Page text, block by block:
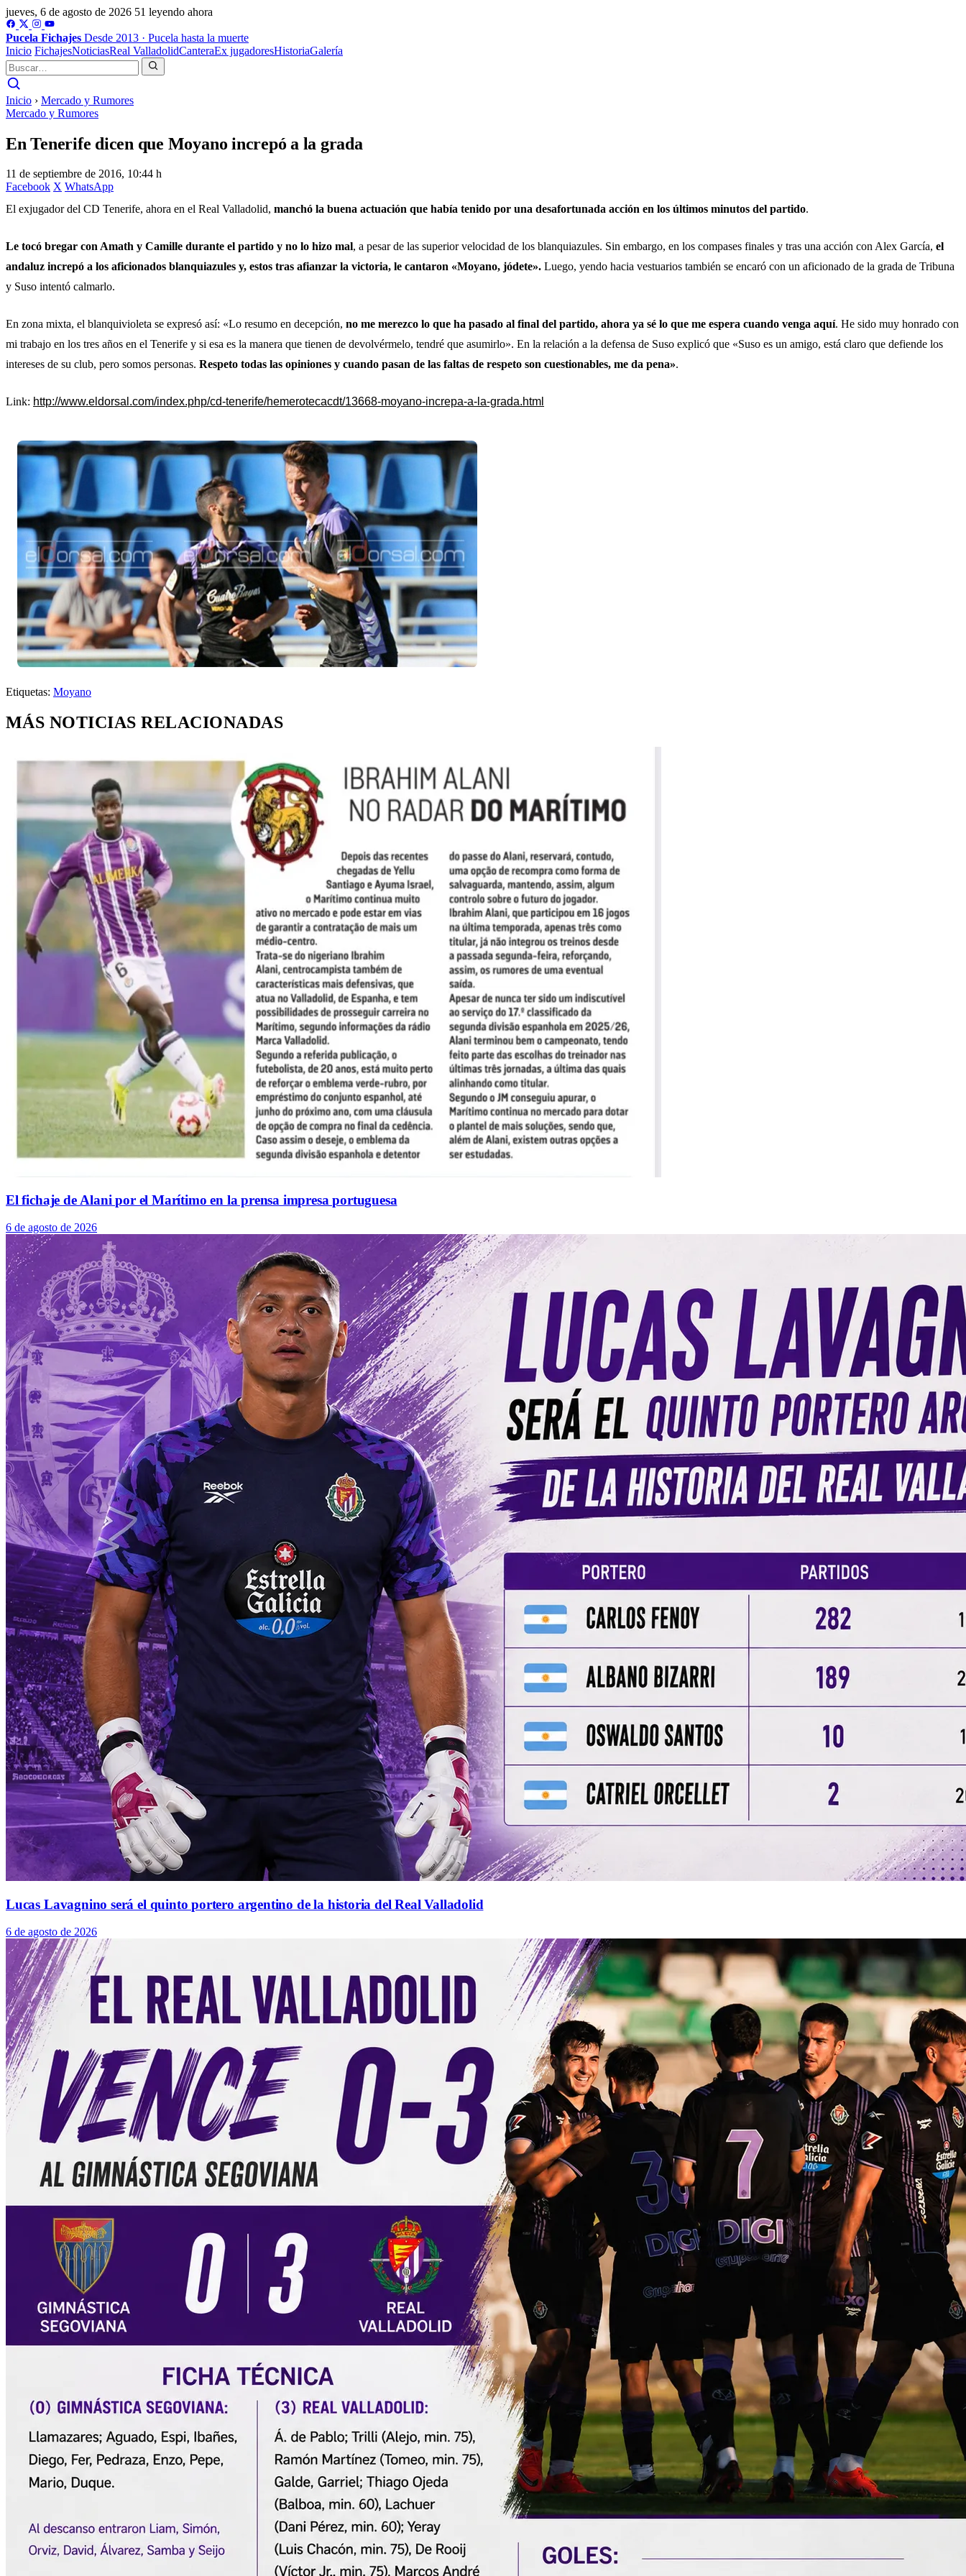
jueves, 6 de agosto de 2026 51 leyendo ahora
Pucela Fichajes Desde 2013 · Pucela hasta la muerte
Inicio FichajesNoticiasReal ValladolidCanteraEx jugadoresHistoriaGalería
Inicio › Mercado y Rumores
Mercado y Rumores
En Tenerife dicen que Moyano increpó a la grada
11 de septiembre de 2016, 10:44 h
Facebook X WhatsApp
El exjugador del CD Tenerife, ahora en el Real Valladolid, manchó la buena actuación que había tenido por una desafortunada acción en los últimos minutos del partido.
Le tocó bregar con Amath y Camille durante el partido y no lo hizo mal, a pesar de las superior velocidad de los blanquiazules. Sin embargo, en los compases finales y tras una acción con Alex García, el
andaluz increpó a los aficionados blanquiazules y, estos tras afianzar la victoria, le cantaron «Moyano, jódete». Luego, yendo hacia vestuarios también se encaró con un aficionado de la grada de Tribuna
y Suso intentó calmarlo.
En zona mixta, el blanquivioleta se expresó así: «Lo resumo en decepción, no me merezco lo que ha pasado al final del partido, ahora ya sé lo que me espera cuando venga aquí. He sido muy honrado con
mi trabajo en los tres años en el Tenerife y si esa es la manera que tienen de devolvérmelo, tendré que asumirlo». En la relación a la defensa de Suso explicó que «Suso es un amigo, está claro que defiende los
intereses de su club, pero somos personas. Respeto todas las opiniones y cuando pasan de las faltas de respeto son cuestionables, me da pena».
Link: http://www.eldorsal.com/index.php/cd-tenerife/hemerotecacdt/13668-moyano-increpa-a-la-grada.html
Etiquetas: Moyano
MÁS NOTICIAS RELACIONADAS
El fichaje de Alani por el Marítimo en la prensa impresa portuguesa
6 de agosto de 2026
Lucas Lavagnino será el quinto portero argentino de la historia del Real Valladolid
6 de agosto de 2026